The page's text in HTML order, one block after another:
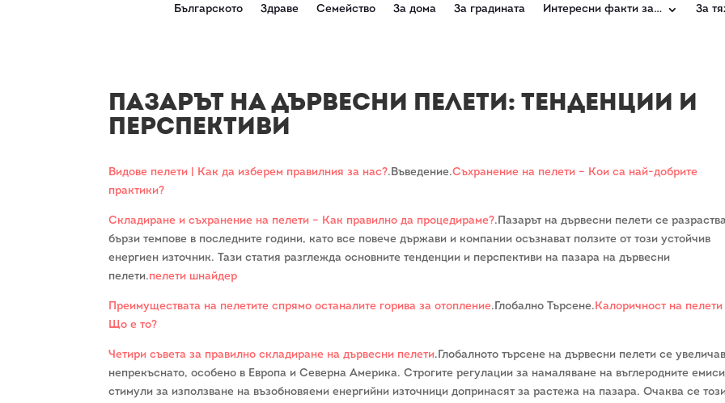
Българското Здраве Семейство За дома За градината Интересни факти за… За
Пазарът на Дървесни Пелети: Тенденции и
Перспективи
Видове пелети | Как да изберем правилния за нас?.Въведение.Съхранение на пелети – Кои са най-добрите
практики?
Складиране и съхранение на пелети – Как правилно да процедираме?.Пазарът на дървесни пелети се
бързи темпове в последните години, като все повече държави и компании осъзнават ползите от този устойчив
енергиен източник. Тази статия разглежда основните тенденции и перспективи на пазара на дървесни
пелети.пелети шнайдер
Преимуществата на пелетите спрямо останалите горива за отопление.Глобално Търсене.Калоричност на пелети
Що е то?
Четири съвета за правилно складиране на дървесни пелети.Глобалното търсене на дървесни пелети се
непрекъснато, особено в Европа и Северна Америка. Строгите регулации за намаляване на въглеродните
стимули за използване на възобновяеми енергийни източници допринасят за растежа на пазара. Очаква се